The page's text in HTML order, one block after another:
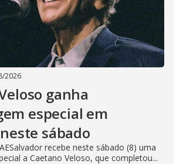
2026
ganha
especial em
sábado
recebe neste sábado (8) uma
a Caetano Veloso, que completou...